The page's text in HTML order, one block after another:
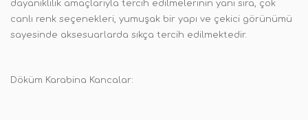
dayanıklılık amaçlarıyla tercih edilmelerinin yanı sıra, çok
canlı renk seçenekleri, yumuşak bir yapı ve çekici görünümü
sayesinde aksesuarlarda sıkça tercih edilmektedir.
Döküm Karabina Kancalar: